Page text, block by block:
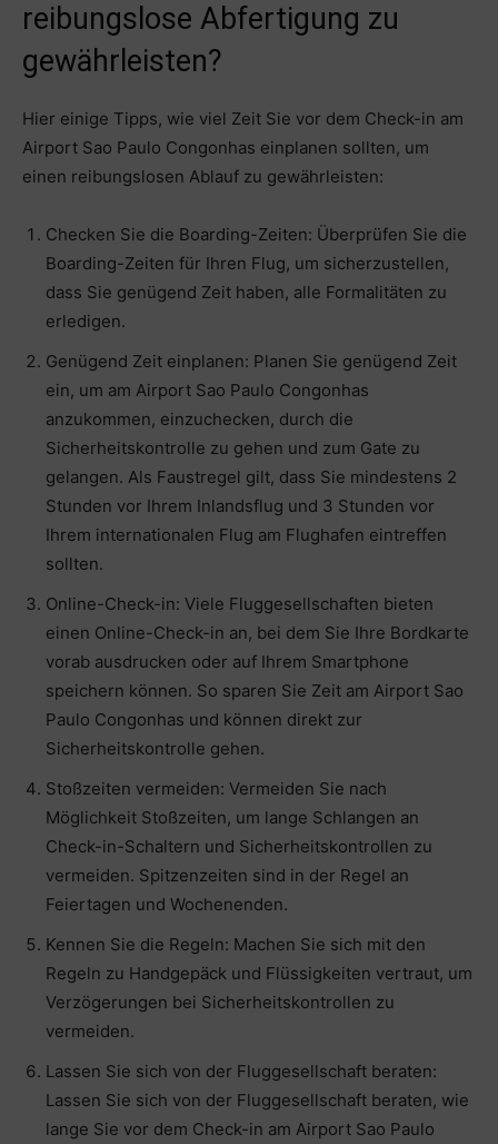
reibungslose Abfertigung zu
gewährleisten?
Hier einige Tipps, wie viel Zeit Sie vor dem Check-in am
Airport Sao Paulo Congonhas einplanen sollten, um
einen reibungslosen Ablauf zu gewährleisten:
Checken Sie die Boarding-Zeiten: Überprüfen Sie die
Boarding-Zeiten für Ihren Flug, um sicherzustellen,
dass Sie genügend Zeit haben, alle Formalitäten zu
erledigen.
Genügend Zeit einplanen: Planen Sie genügend Zeit
ein, um am Airport Sao Paulo Congonhas
anzukommen, einzuchecken, durch die
Sicherheitskontrolle zu gehen und zum Gate zu
gelangen. Als Faustregel gilt, dass Sie mindestens 2
Stunden vor Ihrem Inlandsflug und 3 Stunden vor
Ihrem internationalen Flug am Flughafen eintreffen
sollten.
Online-Check-in: Viele Fluggesellschaften bieten
einen Online-Check-in an, bei dem Sie Ihre Bordkarte
vorab ausdrucken oder auf Ihrem Smartphone
speichern können. So sparen Sie Zeit am Airport Sao
Paulo Congonhas und können direkt zur
Sicherheitskontrolle gehen.
Stoßzeiten vermeiden: Vermeiden Sie nach
Möglichkeit Stoßzeiten, um lange Schlangen an
Check-in-Schaltern und Sicherheitskontrollen zu
vermeiden. Spitzenzeiten sind in der Regel an
Feiertagen und Wochenenden.
Kennen Sie die Regeln: Machen Sie sich mit den
Regeln zu Handgepäck und Flüssigkeiten vertraut, um
Verzögerungen bei Sicherheitskontrollen zu
vermeiden.
Lassen Sie sich von der Fluggesellschaft beraten:
Lassen Sie sich von der Fluggesellschaft beraten, wie
lange Sie vor dem Check-in am Airport Sao Paulo